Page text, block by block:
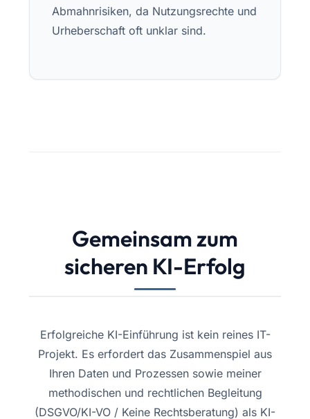
Abmahnrisiken, da Nutzungsrechte und
Urheberschaft oft unklar sind.
Gemeinsam zum
sicheren KI-Erfolg
Erfolgreiche KI-Einführung ist kein reines IT-
Projekt. Es erfordert das Zusammenspiel aus
Ihren Daten und Prozessen sowie meiner
methodischen und rechtlichen Begleitung
(DSGVO/KI-VO / Keine Rechtsberatung) als KI-